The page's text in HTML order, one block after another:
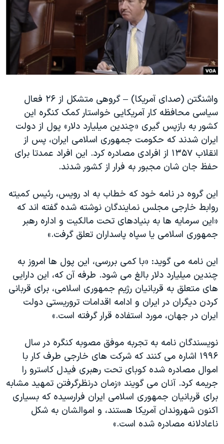
فرهنگ و زندگی
اقتصادی
علم و فناوری
گالری عکس
آرشیو پخش زنده
مستندها
انتخابات ریاست جمهوری آمریکا ۲۰۲۴
حمله جمهوری اسلامی به اسرائیل
رمز مهسا
اعتراضات زن، زندگی، آزادی
مجموعه مستندهای دادخواهی
تریبونال مردمی آبان ۹۸
دادگاه حمید نوری
چهل سال گروگان‌گیری
قانون شفافیت دارائی کادر رهبری ایران
اعتراضات مردمی آبان ۹۸
اسرائیل در جنگ
همایش محافظه‌کاران آمریکا «سی‌پک»
صفحه‌های ویژه
سفر پرزیدنت ترامپ به چین
دنبال کنید
زبانهای مختلف
واشنگتن (صدای آمریکا) – گروهی متشکل از ۲۶ فعال
سیاسی محافظه کار آمریکایی خواستار کمک کنگره این
کشور به بازپس گیری «چندین میلیارد دلار» پول از دولت
ایران شدند که حکومت جمهوری اسلامی ایران، پس از
انقلاب ۱۳۵۷ از افرادی مصادره کرد. این افراد عمدتا برای
حفظ جان شان مجبور به فرار از کشور شدند.
این گروه در نامه خود که خطاب به اد رویس، رئیس کمیته
روابط خارجی مجلس نمایندگان نوشته شده گفته اند که
«این سرمایه ها به بنیادهای تحت مالکیت و اداره رهبر
جمهوری اسلامی یا سپاه پاسداران تعلق گرفت.»
این نامه می گوید: «با کمی بررسی، این پول ها امروز به
چندین میلیارد دلار بالغ می شود. طرفه آن که، این دارایی
های متعلق به قربانیان رژیم جمهوری اسلامی، برای قربانی
کردن دیگران در ایران و ادامه اقدامات تروریستی دولت
ایران در جهان، مورد استفاده قرار گرفته است.»
نویسندگان نامه به تجربه موفق مصوبه کنگره در سال
۱۹۹۶ اشاره می کنند که شرکت های خارجی طرف کار با
اموال مصادره شده کوبای تحت رهبری فیدل کاسترو را
جریمه کرد. آنان می گویند «زمان درنظرگرفتن تمهید مشابه
برای قربانیان جمهوری اسلامی ایران فرارسیده که بسیاری
اکنون شهروندان آمریکا هستند، و اموالشان به شکل
ناعادلانه مصادره شده است.»